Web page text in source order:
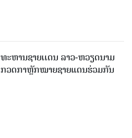
ກວດກາຫຼັກໝາຍຊາຍແດນຮ່ວມກັນ